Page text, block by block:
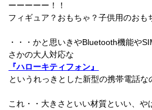
ーーーーー！！
フィギュア？おもちゃ？子供用のおも
・・・かと思いきやBluetooth機能や
さかの大人対応な
『ハローキティフォン』
というれっきとした新型の携帯電話な
これ・・大きさといい材質といい、や